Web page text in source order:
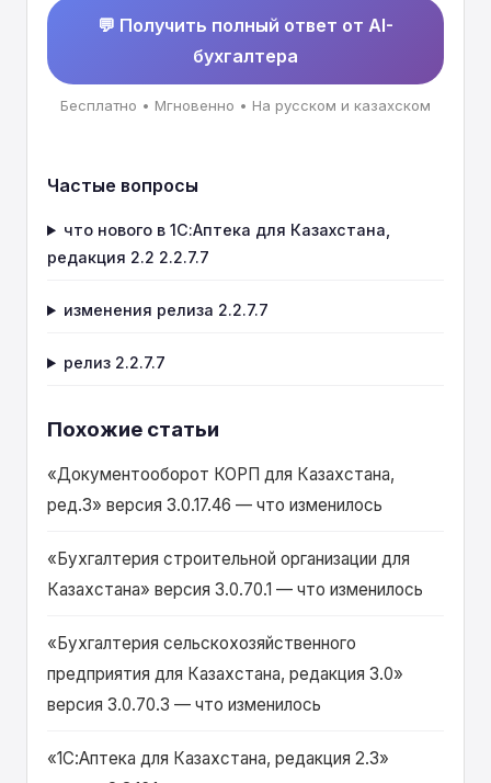
💬 Получить полный ответ от AI-
бухгалтера
Бесплатно • Мгновенно • На русском и казахском
Частые вопросы
что нового в 1С:Аптека для Казахстана,
редакция 2.2 2.2.7.7
изменения релиза 2.2.7.7
релиз 2.2.7.7
Похожие статьи
«Документооборот КОРП для Казахстана,
ред.3» версия 3.0.17.46 — что изменилось
«Бухгалтерия строительной организации для
Казахстана» версия 3.0.70.1 — что изменилось
«Бухгалтерия сельскохозяйственного
предприятия для Казахстана, редакция 3.0»
версия 3.0.70.3 — что изменилось
«1С:Аптека для Казахстана, редакция 2.3»